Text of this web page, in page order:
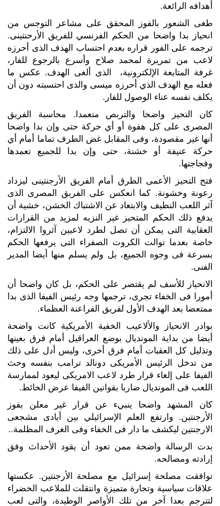
أهدافه الرائعة.
طغى الشعور بالفوز المحقق على مشاعر التوجس من
انحياز بدا واضحا من الحكم الفرنسي للفريق الأرحنتينى.
ترجمه على الفور قراره بعدم احتساب الهدف الذى أحرزه
لاعب من تمريرة لمحمد صلاح وأسرع بالرجوع للفار،
غرفة المتابعة الإلكترونية، الذى ألغى الهدف. عكس ما
فعله مع الهدف الذي أحرزه ميسى والذى احتسبته دون أن
يكلف نفسه عناء الوصول للفار.
كان التحيز واضحا والتربص متعمدا. محاسبة الفريق
المصرى على كل هفوة أو أي حركة حتى وإن بدا واضحا
أنها غير مقصودة، وفى المقابل غض الطرف تماما أمام أي
حركة عنيفة أو خشنة، حتى وإن بدا للجميع تعمدها
وفجاجتها.
فتح التحيز الأعمى الطرق أمام الفريق الأرجنتينى ليزداد
رعونة وخشونة. كما انعكس على الفريق المصرى الذى
آثر اللعب النظيف والابتعاد عن الاشتباك الخشن، خشية أن
يدفع ذلك الحكم المتحيز غير النزيه لمزيد من القرارات
العقابية التى يمكن أن تصل لطرد لاعبين آثروا الالتزام،
خاصة بعدما توالت الكروت الصفراء التى يرفعها الحكم
بسرعة فى وجوه الجميع، بل ولم يسلم منها أيضا المدير
الفنى.
الانحياز للأسف لم يقتصر على الحكم، بل كان واضحا أن
أمورا فى الخفاء تجرى، ترجمها وجه رئيس الفيفا الذى بدا
ممتعضا بعد الهدف الأول لفريق الفراعنة العظماء.
بوادر الانحياز والألاعيب الخفية الأمريكية كانت واضحة
أيضا من بداية المونديال بوضع العراقيل أمام فرق بعينها
وتذليل كل العقبات أمام فرق أخرى، وليس أدل على ذلك
من تدخل الرئيس الأمريكى دونالد ترامب بنفسه وحث
الفيفا على إلغاء قرار طرد لاعب الامريكى ليعود لممارسة
اللعب فى المونديال ضاربا بقوانين الفيفا عرض الحائط.
كان المشهد واضحا ينبيء عن قرار غير معلن بفوز
الأرجنتين. وارتفع العلم الإسرائيلي بين أيادى مشجعى
الارجنتين ليكشف ما دار فى الخفاء وفى الغرف المظلمة..
بدت الرسالة واضحة ممن تعود أن يقود الأحداث وفق
إرادته ومصالحه.
توافقت مصلحة إسرائيل مع مصلحة الأرجنتين. عكستها
علاقات سياسية وتجارة متميزة وانتقلت للملاعب الخضراء
لتترجم بعدا آخر من تلك الأواصر الوطيدة، والتى لعب